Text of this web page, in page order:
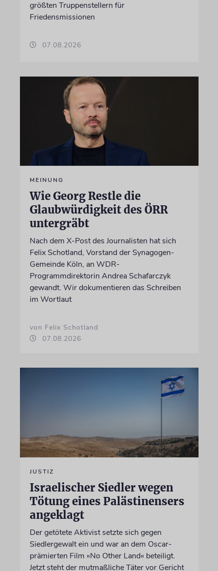
größten Truppenstellern für
Friedensmissionen
07.08.2026
MEINUNG
Wie Georg Restle die
Glaubwürdigkeit des ÖRR
untergräbt
Nach dem X-Post des Journalisten hat sich
Felix Schotland, Vorstand der Synagogen-
Gemeinde Köln, an WDR-
Programmdirektorin Andrea Schafarczyk
gewandt. Wir dokumentieren das Schreiben
im Wortlaut
von Felix Schotland
07.08.2026
JUSTIZ
Israelischer Siedler wegen
Tötung eines Palästinensers
angeklagt
Der getötete Aktivist setzte sich gegen
Siedlergewalt ein und war an dem Oscar-
prämierten Film »No Other Land« beteiligt.
Jetzt steht der mutmaßliche Täter vor Gericht